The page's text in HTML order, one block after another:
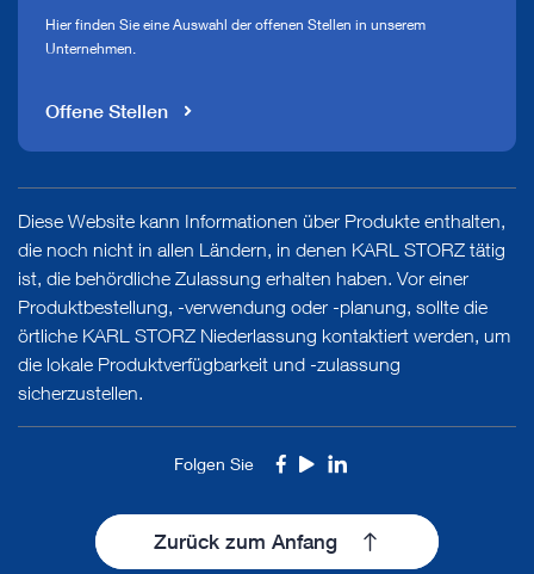
Hier finden Sie eine Auswahl der offenen Stellen in unserem
Unternehmen.
Offene Stellen
Diese Website kann Informationen über Produkte enthalten,
die noch nicht in allen Ländern, in denen KARL STORZ tätig
ist, die behördliche Zulassung erhalten haben. Vor einer
Produktbestellung, -verwendung oder -planung, sollte die
örtliche KARL STORZ Niederlassung kontaktiert werden, um
die lokale Produktverfügbarkeit und -zulassung
sicherzustellen.
Folgen Sie Facebook
YoutubeLinkedIn
Zurück zum Anfang